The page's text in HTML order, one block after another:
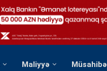
Maliyyə Müsahibə